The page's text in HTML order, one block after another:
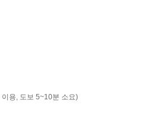
용, 도보 5~10분 소요)